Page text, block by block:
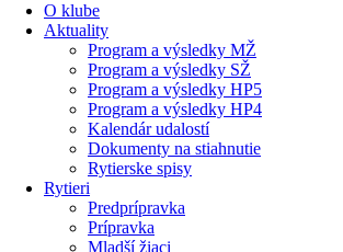
O klube
Aktuality
Program a výsledky MŽ
Program a výsledky SŽ
Program a výsledky HP5
Program a výsledky HP4
Kalendár udalostí
Dokumenty na stiahnutie
Rytierske spisy
Rytieri
Predprípravka
Prípravka
Mladší žiaci